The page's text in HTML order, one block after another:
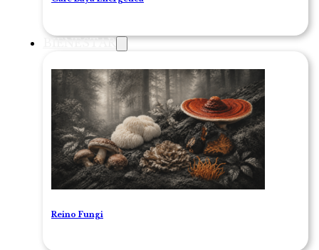
BIENESTAR
Reino Fungi